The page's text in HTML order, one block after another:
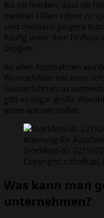
Bis sie merken, dass sie
meisten Fällen schon zu
sind meistens jüngere
häufig unter dem Einfluss
Drogen.
An allen Autobahnen
Warnschilder mit einer
Geisterfahrten zu
gibt es sogar große
einen warnen sollen.
Warnung für
Stockfoto-ID:
Copyright: coboflupi,
Was kann man
unternehmen?